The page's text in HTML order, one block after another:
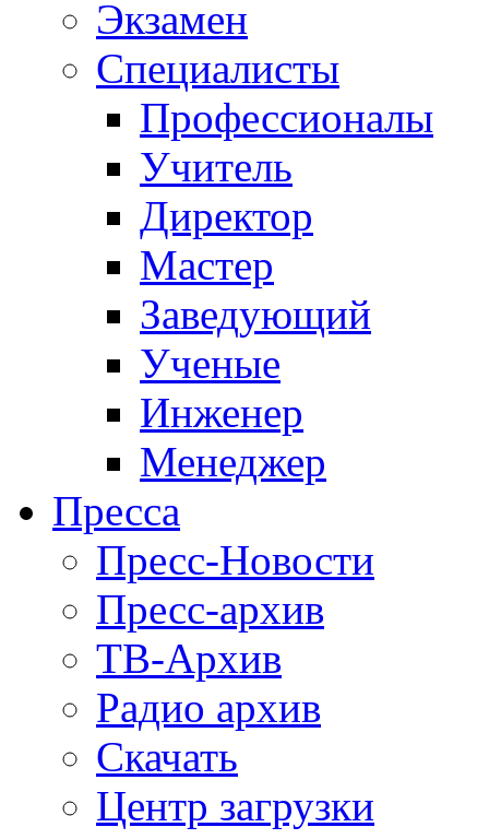
Экзамен
Специалисты
Профессионалы
Учитель
Директор
Мастер
Заведующий
Ученые
Инженер
Менеджер
Пресса
Пресс-Новости
Пресс-архив
ТВ-Архив
Радио архив
Скачать
Центр загрузки